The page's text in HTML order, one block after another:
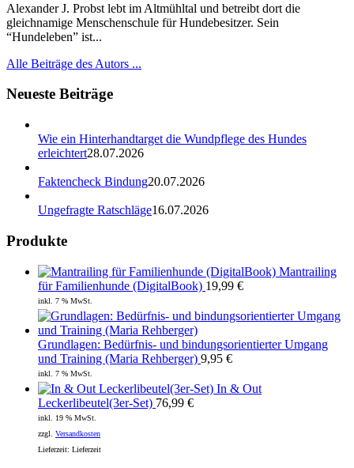
Alexander J. Probst lebt im Altmühltal und betreibt dort die
gleichnamige Menschenschule für Hundebesitzer. Sein
“Hundeleben” ist...
Alle Beiträge des Autors ...
Neueste Beiträge
Wie ein Hinterhandtarget die Wundpflege des Hundes
erleichtert28.07.2026
Faktencheck Bindung20.07.2026
Ungefragte Ratschläge16.07.2026
Produkte
Mantrailing
für Familienhunde (DigitalBook) 19,99 €
inkl. 7 % MwSt.
Grundlagen: Bedürfnis- und bindungsorientierter Umgang
und Training (Maria Rehberger) 9,95 €
inkl. 7 % MwSt.
In & Out
Leckerlibeutel(3er-Set) 76,99 €
inkl. 19 % MwSt.
zzgl. Versandkosten
Lieferzeit: Lieferzeit